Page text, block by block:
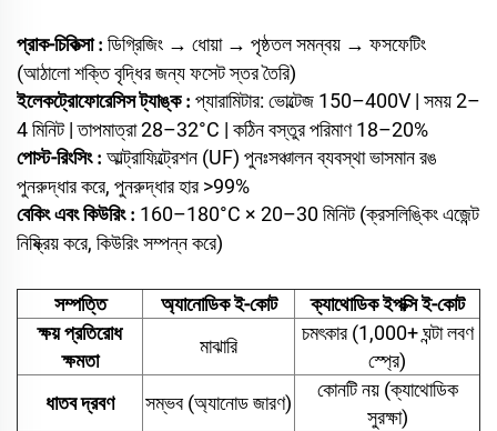
প্রাক-চিকিত্সা: ডিগ্রিজিং → ধোয়া → পৃষ্ঠতল সমন্বয় → ফসফেটিং
(আঠালো শক্তি বৃদ্ধির জন্য ফসেট স্তর তৈরি)
ইলেকট্রোফোরেসিস ট্যাঙ্ক: প্যারামিটার: ভোল্টেজ 150–400V | সময় 2–
4 মিনিট | তাপমাত্রা 28–32°C | কঠিন বস্তুর পরিমাণ 18–20%
পোস্ট-রিংসিং: আল্ট্রাফিল্ট্রেশন (UF) পুনঃসঞ্চালন ব্যবস্থা ভাসমান রঙ
পুনরুদ্ধার করে, পুনরুদ্ধার হার >99%
বেকিং এবং কিউরিং: 160–180°C × 20–30 মিনিট (ক্রসলিঙ্কিং এজেন্ট
নিষ্ক্রিয় করে, কিউরিং সম্পন্ন করে)
সম্পত্তি অ্যানোডিক ই-কোট
ক্যাথোডিক ইপক্সি ই-কোট
ক্ষয় প্রতিরোধ
ক্ষমতা
মাঝারি
চমৎকার (1,000+ ঘন্টা লবণ
স্প্রে)
ধাতব দ্রবণ
সম্ভব (অ্যানোড জারণ)
কোনটি নয় (ক্যাথোডিক
সুরক্ষা)